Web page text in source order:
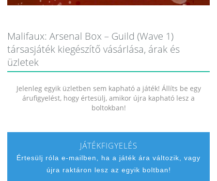
Malifaux: Arsenal Box – Guild (Wave 1)
társasjáték kiegészítő vásárlása, árak és
üzletek
Jelenleg egyik üzletben sem kapható a játék! Állíts be egy
árufigyelést, hogy értesülj, amikor újra kapható lesz a
boltokban!
JÁTÉKFIGYELÉS
Értesülj róla e-mailben, ha a játék ára változik, vagy
újra raktáron lesz az egyik boltban!